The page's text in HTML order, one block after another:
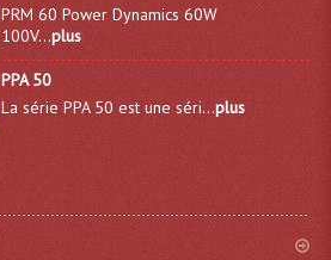
PRM 60 Power Dynamics 60W
100V...plus
PPA 50
La série PPA 50 est une séri...plus